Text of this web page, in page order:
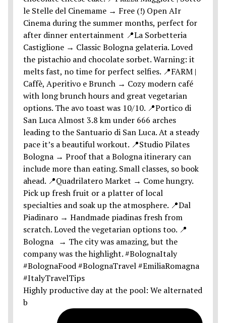
Highly productive day at the pool: We alternated
b